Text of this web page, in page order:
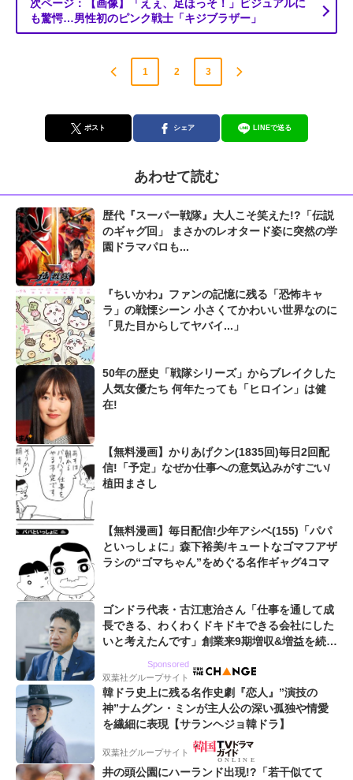
次ページ：【画像】「えぇ、足ほっそ！」ビジュアルに
も驚愕…男性初のピンク戦士「キジブラザー」
1 2 3
ポスト シェア LINEで送る
あわせて読む
歴代『スーパー戦隊』大人こそ笑えた!?「伝説
のギャグ回」 まさかのレオタード姿に突然の学
園ドラマパロも...
『ちいかわ』ファンの記憶に残る「恐怖キャ
ラ」の戦慄シーン 小さくてかわいい世界なのに
「見た目からしてヤバイ...」
50年の歴史「戦隊シリーズ」からブレイクした
人気女優たち 何年たっても「ヒロイン」は健
在!
【無料漫画】かりあげクン(1835回)毎日2回配
信!「予定」なぜか仕事への意気込みがすごい/
植田まさし
【無料漫画】毎日配信!少年アシベ(155)「パパ
といっしょに」森下裕美/キュートなゴマフアザ
ラシの“ゴマちゃん”をめぐる名作ギャグ4コマ
ゴンドラ代表・古江恵治さん「仕事を通して成
長できる、わくわくドキドキできる会社にした
いと考えたんです」創業来9期増収&増益を続け
Sponsored
双葉社グループサイト
韓ドラ史上に残る名作史劇『恋人』”演技の
神”ナムグン・ミンが主人公の深い孤独や情愛
を繊細に表現【サランヘジョ韓ドラ】
双葉社グループサイト
井の頭公園にハーランド出現!?「若干似てて